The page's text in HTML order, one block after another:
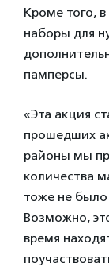
Кроме того,
наборы для
памперсы.
«Эта акция
прошедших
районы мы
количества
тоже не было
Возможно,
время